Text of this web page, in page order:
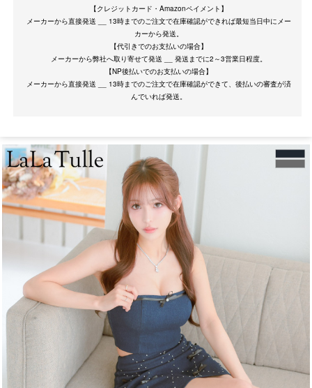
OriginalBrand
【クレジットカード・Amazonペイメント】
メーカーから直接発送 __ 13時までのご注文で在庫確認ができれば最短当日中にメー
カーから発送。
【代引きでのお支払いの場合】
メーカーから弊社へ取り寄せて発送 __ 発送までに2～3営業日程度。
【NP後払いでのお支払いの場合】
メーカーから直接発送 __ 13時までのご注文で在庫確認ができて、後払いの審査が済